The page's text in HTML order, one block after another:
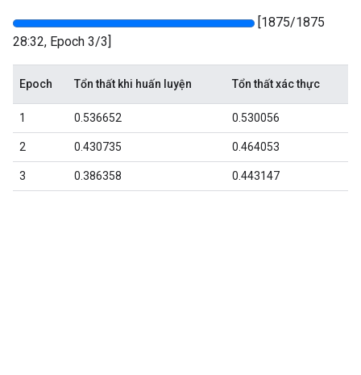
[1875/1875
28:32, Epoch 3/3]
Epoch Tổn thất khi huấn luyện Tổn thất xác thực
1 0.536652 0.530056
2 0.430735 0.464053
3 0.386358 0.443147